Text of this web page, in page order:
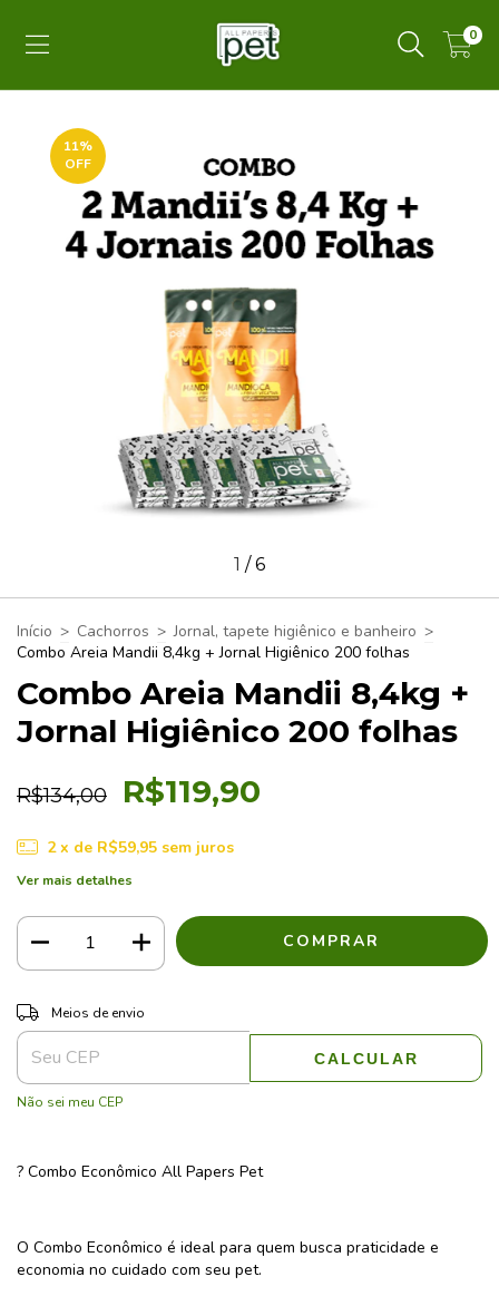
0
11%
OFF
1 /6
Início > Cachorros > Jornal, tapete higiênico e banheiro >
Combo Areia Mandii 8,4kg + Jornal Higiênico 200 folhas
Combo Areia Mandii 8,4kg +
Jornal Higiênico 200 folhas
R$134,00 R$119,90
2 x de R$59,95 sem juros
Ver mais detalhes
Entregas para o CEP:
Meios de envio
CALCULAR
Não sei meu CEP
? Combo Econômico All Papers Pet
O Combo Econômico é ideal para quem busca praticidade e
economia no cuidado com seu pet.